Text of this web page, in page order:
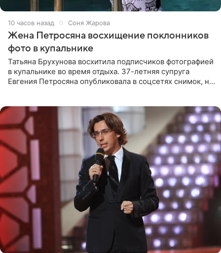
10 часов назад Соня Жарова
Жена Петросяна восхищение поклонников
фото в купальнике
Татьяна Брухунова восхитила подписчиков фотографией
в купальнике во время отдыха. 37-летняя супруга
Евгения Петросяна опубликовала в соцсетях снимок, на